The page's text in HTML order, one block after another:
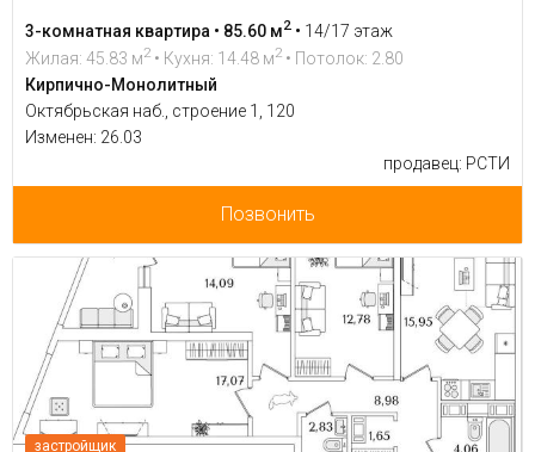
3-комнатная квартира • 85.60 м2 • 14/17 этаж
Жилая: 45.83 м2 • Кухня: 14.48 м2 • Потолок: 2.80
Кирпично-Монолитный
Октябрьская наб., строение 1, 120
Изменен: 26.03
продавец: РСТИ
Позвонить
застройщик